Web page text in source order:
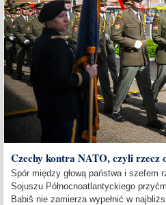
Czechy kontra NATO, czyli rzecz
Spór między głową państwa i szefem
Sojuszu Północnoatlantyckiego
Babiš nie zamierza wypełnić w